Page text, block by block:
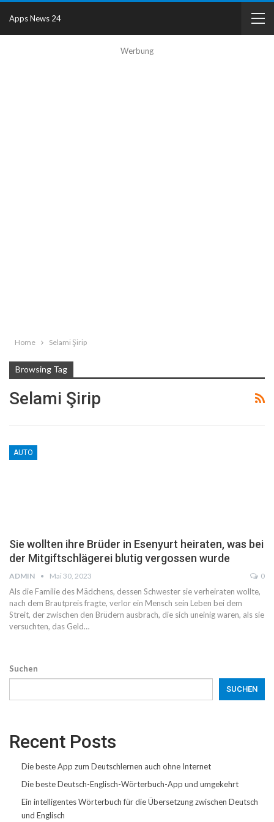
Werbung
Apps News 24
Home Selami Şirip
Browsing Tag
Selami Şirip
AUTO
Sie wollten ihre Brüder in Esenyurt heiraten, was bei
der Mitgiftschlägerei blutig vergossen wurde
ADMIN Mai 30, 2023 0
Als die Familie des Mädchens, dessen Schwester sie verheiraten wollte,
nach dem Brautpreis fragte, verlor ein Mensch sein Leben bei dem
Streit, der zwischen den Brüdern ausbrach, die sich uneinig waren, als sie
versuchten, das Geld…
Suchen
SUCHEN
Recent Posts
Die beste App zum Deutschlernen auch ohne Internet
Die beste Deutsch-Englisch-Wörterbuch-App und umgekehrt
Ein intelligentes Wörterbuch für die Übersetzung zwischen Deutsch
und Englisch